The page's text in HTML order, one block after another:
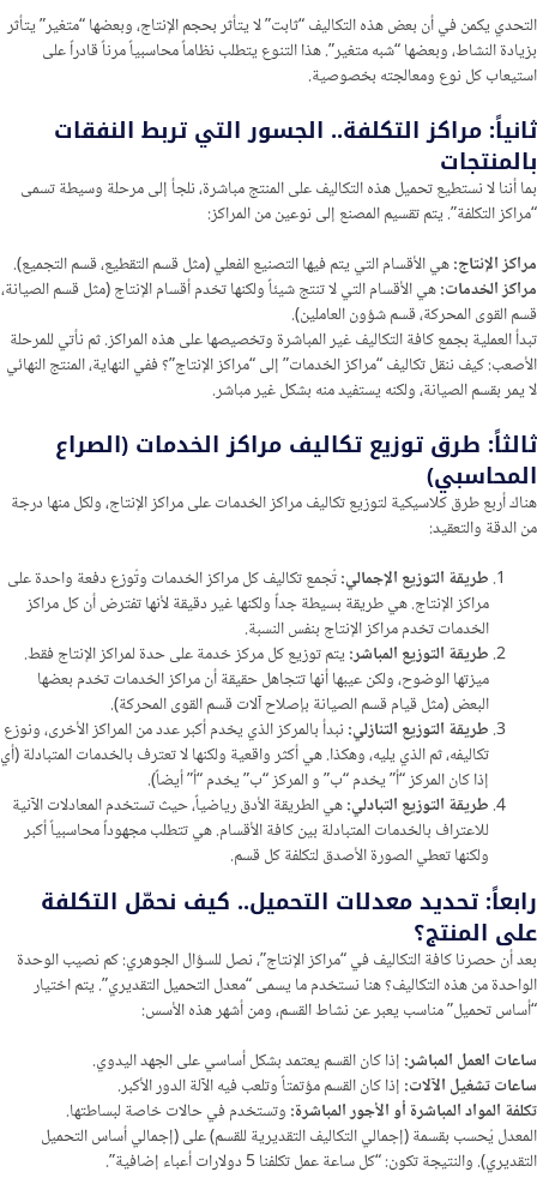
التحدي يكمن في أن بعض هذه التكاليف “ثابت” لا يتأثر بحجم الإنتاج، وبعضها “متغير” يتأثر
بزيادة النشاط، وبعضها “شبه متغير”. هذا التنوع يتطلب نظاماً محاسبياً مرناً قادراً على
استيعاب كل نوع ومعالجته بخصوصية.
ثانياً: مراكز التكلفة.. الجسور التي تربط النفقات
بالمنتجات
بما أننا لا نستطيع تحميل هذه التكاليف على المنتج مباشرة، نلجأ إلى مرحلة وسيطة تسمى
“مراكز التكلفة”. يتم تقسيم المصنع إلى نوعين من المراكز:
مراكز الإنتاج:هي الأقسام التي يتم فيها التصنيع الفعلي (مثل قسم التقطيع، قسم التجميع).
مراكز الخدمات:هي الأقسام التي لا تنتج شيئاً ولكنها تخدم أقسام الإنتاج (مثل قسم الصيانة،
قسم القوى المحركة، قسم شؤون العاملين).
تبدأ العملية بجمع كافة التكاليف غير المباشرة وتخصيصها على هذه المراكز. ثم نأتي للمرحلة
الأصعب: كيف ننقل تكاليف “مراكز الخدمات” إلى “مراكز الإنتاج”؟ ففي النهاية، المنتج النهائي
لا يمر بقسم الصيانة، ولكنه يستفيد منه بشكل غير مباشر.
ثالثاً: طرق توزيع تكاليف مراكز الخدمات (الصراع
المحاسبي)
هناك أربع طرق كلاسيكية لتوزيع تكاليف مراكز الخدمات على مراكز الإنتاج، ولكل منها درجة
من الدقة والتعقيد:
طريقة التوزيع الإجمالي:تُجمع تكاليف كل مراكز الخدمات وتُوزع دفعة واحدة على
مراكز الإنتاج. هي طريقة بسيطة جداً ولكنها غير دقيقة لأنها تفترض أن كل مراكز
الخدمات تخدم مراكز الإنتاج بنفس النسبة.
طريقة التوزيع المباشر: يتم توزيع كل مركز خدمة على حدة لمراكز الإنتاج فقط.
ميزتها الوضوح، ولكن عيبها أنها تتجاهل حقيقة أن مراكز الخدمات تخدم بعضها
البعض (مثل قيام قسم الصيانة بإصلاح آلات قسم القوى المحركة).
طريقة التوزيع التنازلي: نبدأ بالمركز الذي يخدم أكبر عدد من المراكز الأخرى، ونوزع
تكاليفه، ثم الذي يليه، وهكذا. هي أكثر واقعية ولكنها لا تعترف بالخدمات المتبادلة (أي
إذا كان المركز “أ” يخدم “ب” و المركز “ب” يخدم “أ” أيضاً).
طريقة التوزيع التبادلي:هي الطريقة الأدق رياضياً، حيث تستخدم المعادلات الآنية
للاعتراف بالخدمات المتبادلة بين كافة الأقسام. هي تتطلب مجهوداً محاسبياً أكبر
ولكنها تعطي الصورة الأصدق لتكلفة كل قسم.
رابعاً: تحديد معدلات التحميل.. كيف نحمّل التكلفة
على المنتج؟
بعد أن حصرنا كافة التكاليف في “مراكز الإنتاج”، نصل للسؤال الجوهري: كم نصيب الوحدة
الواحدة من هذه التكاليف؟ هنا نستخدم ما يسمى “معدل التحميل التقديري”. يتم اختيار
“أساس تحميل” مناسب يعبر عن نشاط القسم، ومن أشهر هذه الأسس:
ساعات العمل المباشر: إذا كان القسم يعتمد بشكل أساسي على الجهد اليدوي.
ساعات تشغيل الآلات: إذا كان القسم مؤتمتاً وتلعب فيه الآلة الدور الأكبر.
تكلفة المواد المباشرة أو الأجور المباشرة: وتستخدم في حالات خاصة لبساطتها.
المعدل يُحسب بقسمة (إجمالي التكاليف التقديرية للقسم) على (إجمالي أساس التحميل
التقديري). والنتيجة تكون: “كل ساعة عمل تكلفنا 5 دولارات أعباء إضافية”.